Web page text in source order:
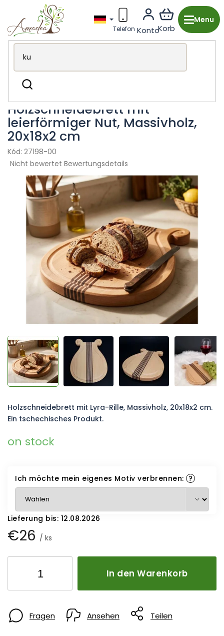
springen
Suchen
Holzproduktion aus Tschechien
Bretter
Holzschneidebrett mit
leierförmiger Nut, Massivholz,
20x18x2 cm
27198-00
Die
durchschnittliche
Produktbewertung
Sternen.
Nicht bewertet Bewertungsdetails
€26 / ks
on stock
Ich möchte mein eigenes Motiv verbrennen: ?
Lieferung bis: 12.08.2026
In den Warenkorb
Holzschneidebrett mit Lyra-Rille, Massivholz, 20x18x2 cm.
Ein tschechisches Produkt.
Fragen Ansehen Teilen